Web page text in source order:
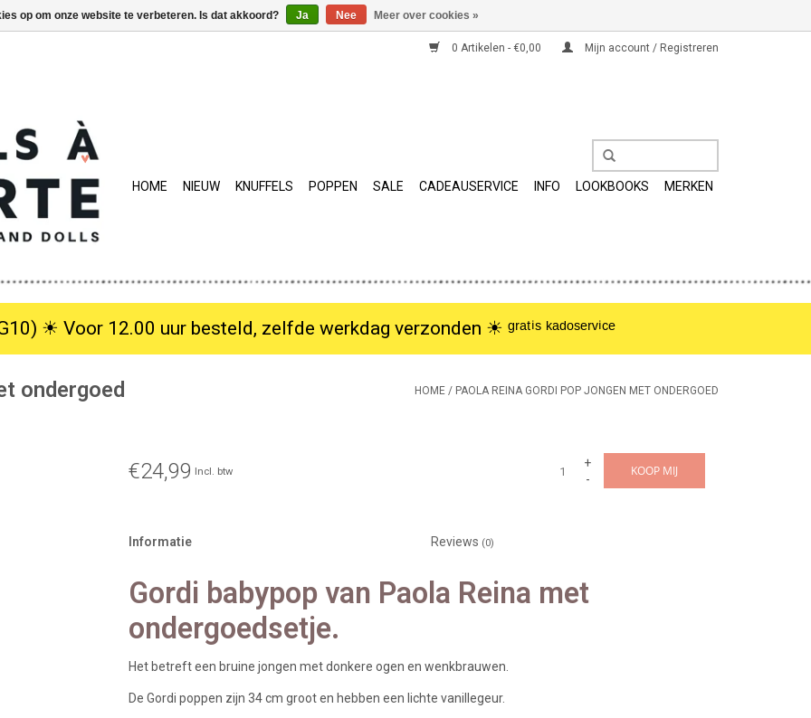
0 Artikelen - €0,00 Mijn account / Registreren
HOME NIEUW KNUFFELS POPPEN SALE CADEAUSERVICE INFO LOOKBOOKS MERKEN
☀︎ Voor 12.00 uur besteld, zelfde werkdag verzonden ☀︎ ᵍʳᵃᵗⁱˢ ᵏᵃᵈᵒˢᵉʳᵛⁱᶜᵉ
ondergoed HOME / PAOLA REINA GORDI POP JONGEN MET ONDERGOED
€24,99 Incl. btw
+
-
KOOP MIJ
Informatie Reviews (0)
Gordi babypop van Paola Reina met
ondergoedsetje.
Het betreft een bruine jongen met donkere ogen en wenkbrauwen.
De Gordi poppen zijn 34 cm groot en hebben een lichte vanillegeur.
op om onze website te verbeteren. Is dat akkoord? Ja Nee Meer over cookies »